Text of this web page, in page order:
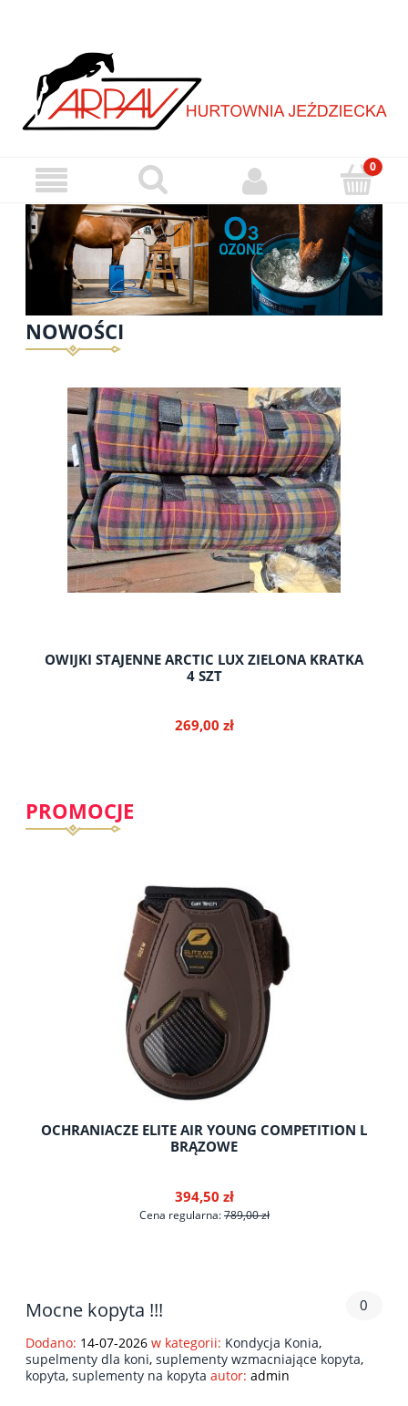
NOWOŚCI
OWIJKI STAJENNE ARCTIC LUX ZIELONA KRATKA
4 SZT
269,00 zł
PROMOCJE
OCHRANIACZE ELITE AIR YOUNG COMPETITION L
BRĄZOWE
394,50 zł
Cena regularna:789,00 zł
Mocne kopyta !!! 0
Dodano: 14-07-2026 w kategorii: Kondycja Konia,
supelmenty dla koni, suplementy wzmacniające kopyta,
kopyta, suplementy na kopyta autor: admin